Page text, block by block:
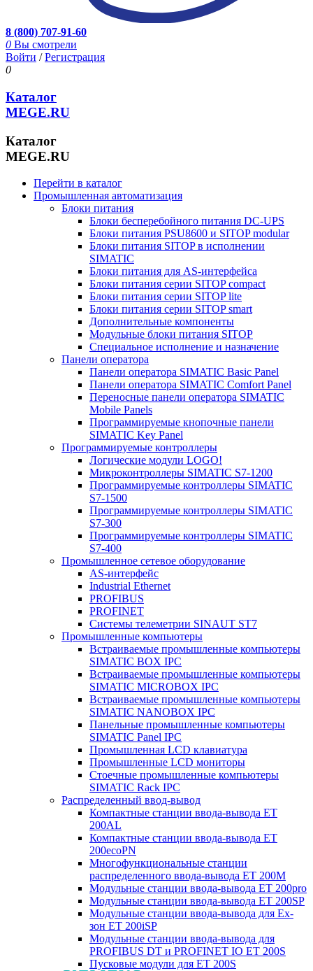
8 (800) 707-91-60
0 Вы смотрели
Войти /Регистрация
0
Каталог
MEGE.RU
Каталог
MEGE.RU
Перейти в каталог
Промышленная автоматизация
Блоки питания
Блоки бесперебойного питания DC-UPS
Блоки питания PSU8600 и SITOP modular
Блоки питания SITOP в исполнении
SIMATIC
Блоки питания для AS-интерфейса
Блоки питания серии SITOP compact
Блоки питания серии SITOP lite
Блоки питания серии SITOP smart
Дополнительные компоненты
Модульные блоки питания SITOP
Специальное исполнение и назначение
Панели оператора
Панели оператора SIMATIC Basic Panel
Панели оператора SIMATIC Comfort Panel
Переносные панели оператора SIMATIC
Mobile Panels
Программируемые кнопочные панели
SIMATIC Key Panel
Программируемые контроллеры
Логические модули LOGO!
Микроконтроллеры SIMATIC S7-1200
Программируемые контроллеры SIMATIC
S7-1500
Программируемые контроллеры SIMATIC
S7-300
Программируемые контроллеры SIMATIC
S7-400
Промышленное сетевое оборудование
AS-интерфейс
Industrial Ethernet
PROFIBUS
PROFINET
Системы телеметрии SINAUT ST7
Промышленные компьютеры
Встраиваемые промышленные компьютеры
SIMATIC BOX IPC
Встраиваемые промышленные компьютеры
SIMATIC MICROBOX IPC
Встраиваемые промышленные компьютеры
SIMATIC NANOBOX IPC
Панельные промышленные компьютеры
SIMATIC Panel IPC
Промышленная LCD клавиатура
Промышленные LCD мониторы
Стоечные промышленные компьютеры
SIMATIC Rack IPC
Распределенный ввод-вывод
Компактные станции ввода-вывода ET
200AL
Компактные станции ввода-вывода ET
200ecoPN
Многофункциональные станции
распределенного ввода-вывода ET 200M
Модульные станции ввода-вывода ET 200pro
Модульные станции ввода-вывода ET 200SP
Модульные станции ввода-вывода для Ex-
зон ET 200iSP
Модульные станции ввода-вывода для
PROFIBUS DT и PROFINET IO ET 200S
Пусковые модули для ET 200S